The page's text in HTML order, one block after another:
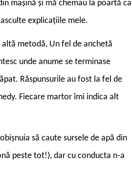
mașină și mă chemau la poartă ca
explicațiile mele.
metodă, Un fel de anchetă
unde anume se terminase
Răspunsurile au fost la fel de
Fiecare martor îmi indica alt
să caute sursele de apă din
peste tot!), dar cu conducta n-a